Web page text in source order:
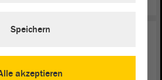
akzeptieren
Speichern